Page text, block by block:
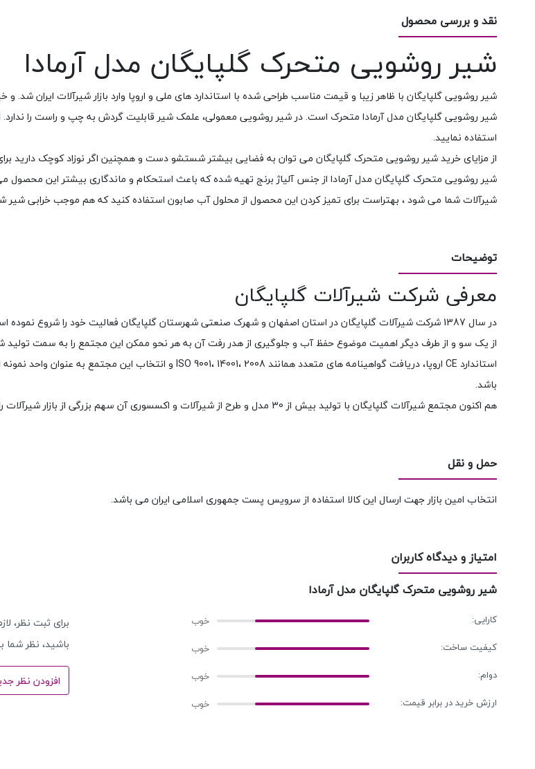
نقد و بررسی محصول
شیر روشویی متحرک گلپایگان مدل آرمادا
شیر روشویی گلپایگان با ظاهر زیبا و قیمت مناسب طراحی شده با استاندارد های ملی و اروپا وارد بازار شیرآلات ایران
شیر روشویی گلپایگان مدل آرمادا متحرک است. در شیر روشویی معمولی، علمک شیر قابلیت گردش به چپ و راست را ندارد.
استفاده نمایید.
از مزایای خرید شیر روشویی متحرک گلپایگان می توان به فضایی بیشتر شستشو دست و همچنین اگر نوزاد کوچک دارید
شیر روشویی متحرک گلپایگان مدل آرمادا از جنس آلیاژ برنج تهیه شده که باعث استحکام و ماندگاری بیشتر این
شیرآلات شما می شود ، بهتراست برای تمیز کردن این محصول از محلول آب صابون استفاده کنید که هم موجب خرابی
توضیحات
معرفی شرکت شیرآلات گلپایگان
در سال 1387 شرکت شیرآلات گلپایگان در استان اصفهان و شهرک صنعتی شهرستان گلپایگان فعالیت خود را شروع
از یک سو و از طرف دیگر اهمیت موضوع حفظ آب و جلوگیری از هدر رفت آن به هر نحو ممکن این مجتمع را به سمت تولید
باشد.
هم اکنون مجتمع شیرآلات گلپایگان با تولید بیش از 30 مدل و طرح از شیرآلات و اکسسوری آن سهم بزرگی از بازار شیرآلات را به خود جذب نموده است.
حمل و نقل
انتخاب امین بازار جهت ارسال این کالا استفاده از سرویس پست جمهوری اسلامی ایران می باشد.
امتیاز و دیدگاه کاربران
شیر روشویی متحرک گلپایگان مدل آرمادا
کارایی:
کیفیت ساخت:
دوام:
ارزش خرید در برابر قیمت:
برای ثبت نظر،
باشید، نظر
افزودن نظر